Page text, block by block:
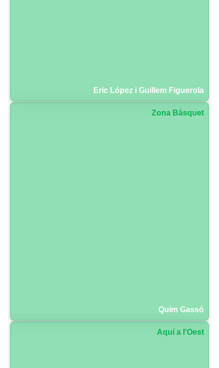
Eric López i Guillem Figuerola
Zona Bàsquet
Quim Gassó
Aquí a l'Oest